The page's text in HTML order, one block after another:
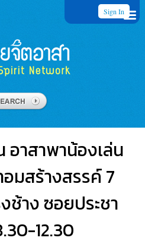
Sign In
าสาพาน้องเล่น
มสร้างสรรค์ 7
ช้าง ซอยประชา
12.30